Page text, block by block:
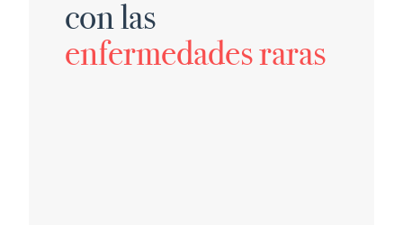
con las
enfermedades raras